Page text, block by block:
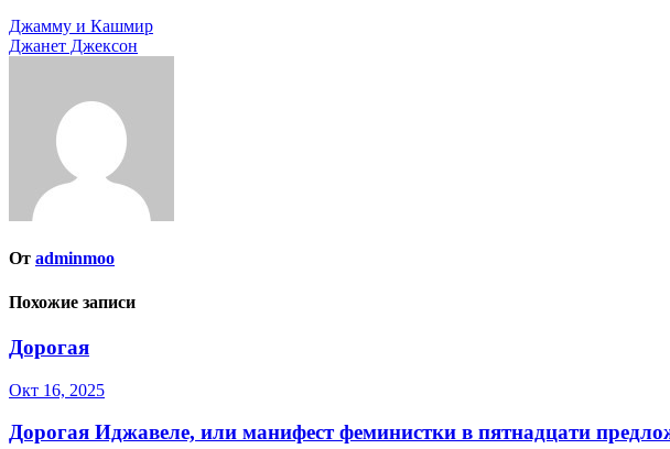
Навигация
по
Джамму и Кашмир
Джанет Джексон
От adminmoo
Похожие записи
Дорогая
Окт 16, 2025
Дорогая Иджавеле, или манифест феминистки в пятнадцати